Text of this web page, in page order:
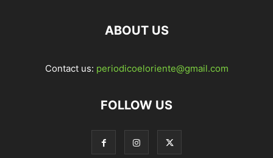
ABOUT US
Contact us: periodicoeloriente@gmail.com
FOLLOW US